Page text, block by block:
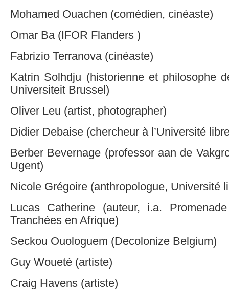
Mohamed Ouachen (comédien, cinéaste)
Omar Ba (IFOR Flanders )
Fabrizio Terranova (cinéaste)
Katrin Solhdju (historienne et philosophe
Universiteit Brussel)
Oliver Leu (artist, photographer)
Didier Debaise (chercheur à l’Université
Berber Bevernage (professor aan de
Ugent)
Nicole Grégoire (anthropologue, Université
Lucas Catherine (auteur, i.a.
Tranchées en Afrique)
Seckou Ouologuem (Decolonize Belgium)
Guy Woueté (artiste)
Craig Havens (artiste)